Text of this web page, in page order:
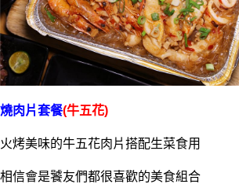
燒肉片套餐(牛五花)
火烤美味的牛五花肉片搭配生菜食用
相信會是饕友們都很喜歡的美食組合